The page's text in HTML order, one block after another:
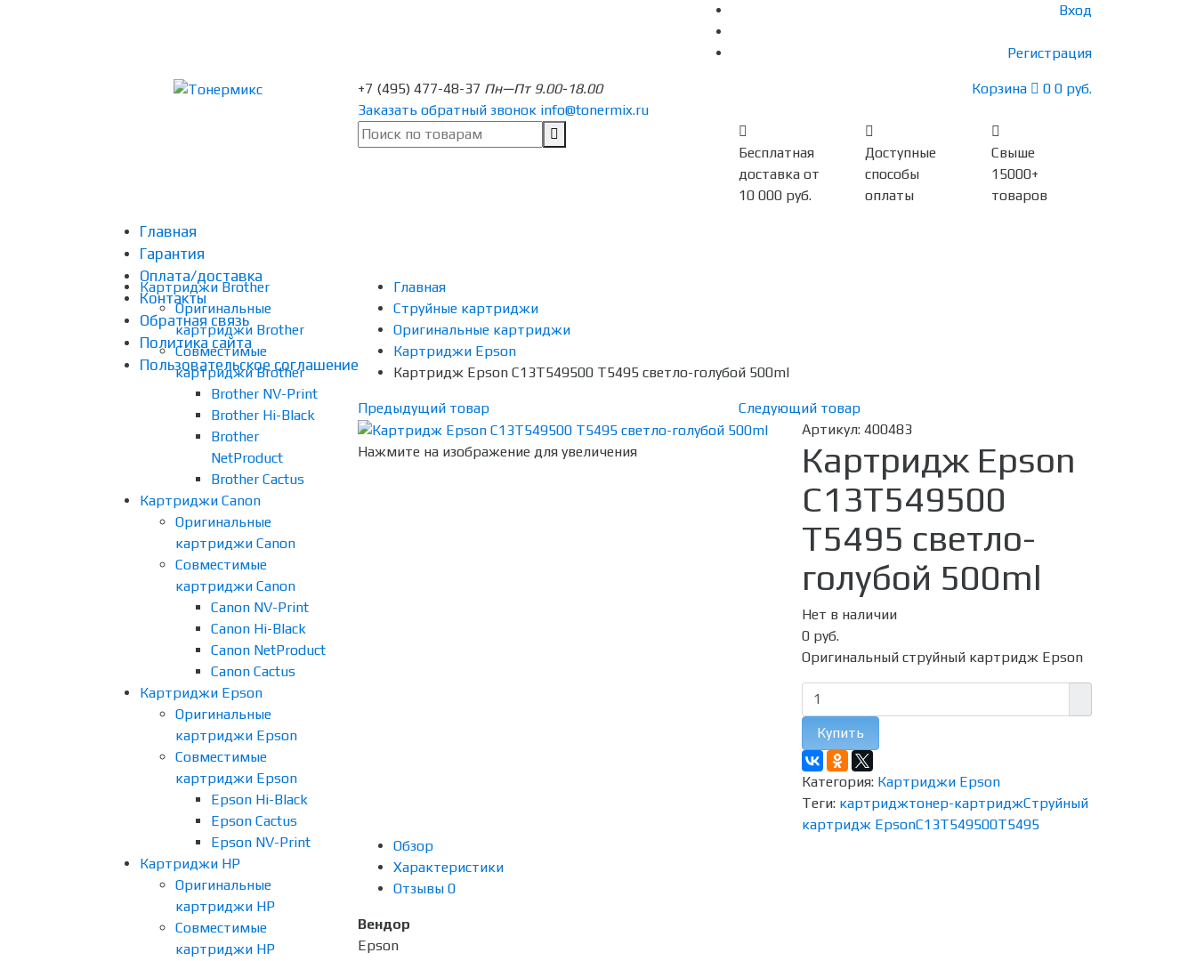
Вход
Регистрация
+7 (495) 477-48-37 Пн—Пт 9.00-18.00
Заказать обратный звонок info@tonermix.ru
Корзина 0 0 руб.
Бесплатная
доставка от
10 000 руб.
Доступные
способы
оплаты
Свыше
15000+
товаров
Главная
Гарантия
Оплата/доставка
Контакты
Обратная связь
Политика сайта
Пользовательское соглашение
Картриджи Brother
Оригинальные
картриджи Brother
Совместимые
картриджи Brother
Brother NV-Print
Brother Hi-Black
Brother
NetProduct
Brother Cactus
Картриджи Canon
Оригинальные
картриджи Canon
Совместимые
картриджи Canon
Canon NV-Print
Canon Hi-Black
Canon NetProduct
Canon Cactus
Картриджи Epson
Оригинальные
картриджи Epson
Совместимые
картриджи Epson
Epson Hi-Black
Epson Cactus
Epson NV-Print
Картриджи HP
Оригинальные
картриджи HP
Совместимые
картриджи HP
Главная
Струйные картриджи
Оригинальные картриджи
Картриджи Epson
Картридж Epson C13T549500 T5495 светло-голубой 500ml
Предыдущий товар Следующий товар
Нажмите на изображение для увеличения
Артикул: 400483
Картридж Epson
C13T549500
T5495 светло-
голубой 500ml
Нет в наличии
0 руб.
Оригинальный струйный картридж Epson
Купить
Категория: Картриджи Epson
Теги: картриджтонер-картриджСтруйный
картридж EpsonC13T549500T5495
Обзор
Характеристики
Отзывы 0
Вендор
Epson